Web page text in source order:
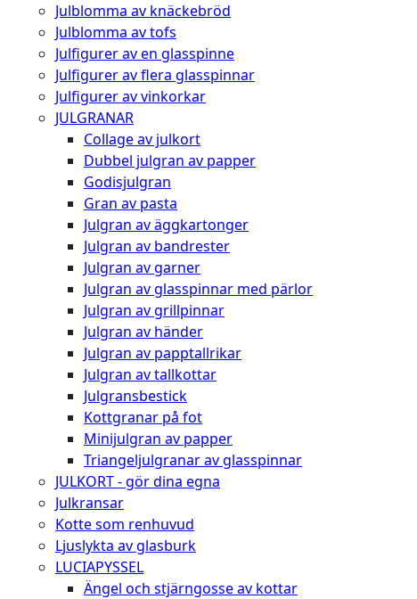
Julblomma av knäckebröd
Julblomma av tofs
Julfigurer av en glasspinne
Julfigurer av flera glasspinnar
Julfigurer av vinkorkar
JULGRANAR
Collage av julkort
Dubbel julgran av papper
Godisjulgran
Gran av pasta
Julgran av äggkartonger
Julgran av bandrester
Julgran av garner
Julgran av glasspinnar med pärlor
Julgran av grillpinnar
Julgran av händer
Julgran av papptallrikar
Julgran av tallkottar
Julgransbestick
Kottgranar på fot
Minijulgran av papper
Triangeljulgranar av glasspinnar
JULKORT - gör dina egna
Julkransar
Kotte som renhuvud
Ljuslykta av glasburk
LUCIAPYSSEL
Ängel och stjärngosse av kottar